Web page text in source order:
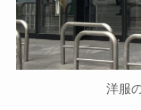
洋服